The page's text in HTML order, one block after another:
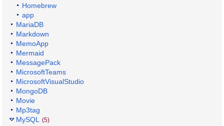
Homebrew
app
MariaDB
Markdown
MemoApp
Mermaid
MessagePack
MicrosoftTeams
MicrosoftVisualStudio
MongoDB
Movie
Mp3tag
MySQL
(5)